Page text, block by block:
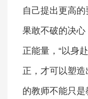
自己提出更高
果敢不破的决
正能量，“以身
正，才可以塑
的教师不能只